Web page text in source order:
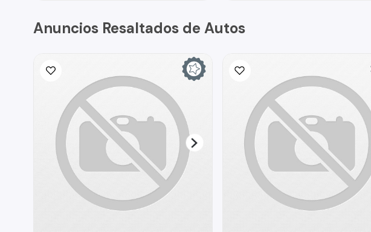
Anuncios Resaltados de Autos